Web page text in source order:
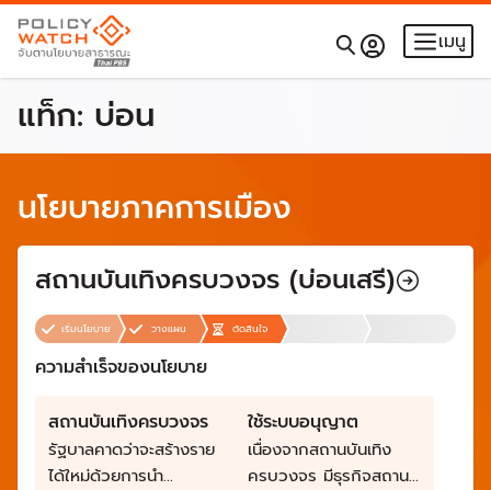
เมนู
แท็ก: บ่อน
นโยบายภาคการเมือง
สถานบันเทิงครบวงจร (บ่อนเสรี)
เริ่มนโยบาย วางแผน ตัดสินใจ
ความสำเร็จของนโยบาย
สถานบันเทิงครบวงจร
รัฐบาลคาดว่าจะสร้างราย
ได้ใหม่ด้วยการนำ
ใช้ระบบอนุญาต
เนื่องจากสถานบันเทิง
ครบวงจร มีธุรกิจสถาน